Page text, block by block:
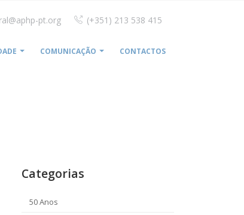
pt.org (+351) 213 538 415
COMUNICAÇÃO CONTACTOS
Categorias
50 Anos